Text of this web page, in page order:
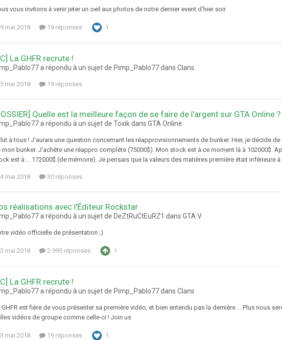
vous invitons à venir jeter un oeil aux photos de notre dernier event d'hier soir
9 mai 2018 19 réponses 1
La GHFR recrute !
a répondu à un sujet de Pimp_Pablo77 dans Clans
5 mai 2018 19 réponses
Quelle est la meilleure façon de se faire de l'argent sur GTA Online ?
a répondu à un sujet de Toxik dans GTA Online
à tous ! J'aurais une question concernant les réapprovisionnements de bunker. Hier, je décide
mon bunker. J'achète une réappro complète (75000$). Mon stock est à ce moment là à 102000$.
est à ... 172000$ (de mémoire). Je pensais que la valeurs des matières première était inférieure
4 mai 2018 30 réponses
réalisations avec l'Éditeur Rockstar
a répondu à un sujet de DeZtRuCtEuRZ1 dans GTA V
vidéo officielle de présentation ;)
3 mai 2018 2 995 réponses 1
La GHFR recrute !
a répondu à un sujet de Pimp_Pablo77 dans Clans
GHFR est fière de vous présenter sa première vidéo, et bien entendu pas la dernière ... Plus nous
vidéos de groupe comme celle-ci ! Join us
3 mai 2018 19 réponses 1